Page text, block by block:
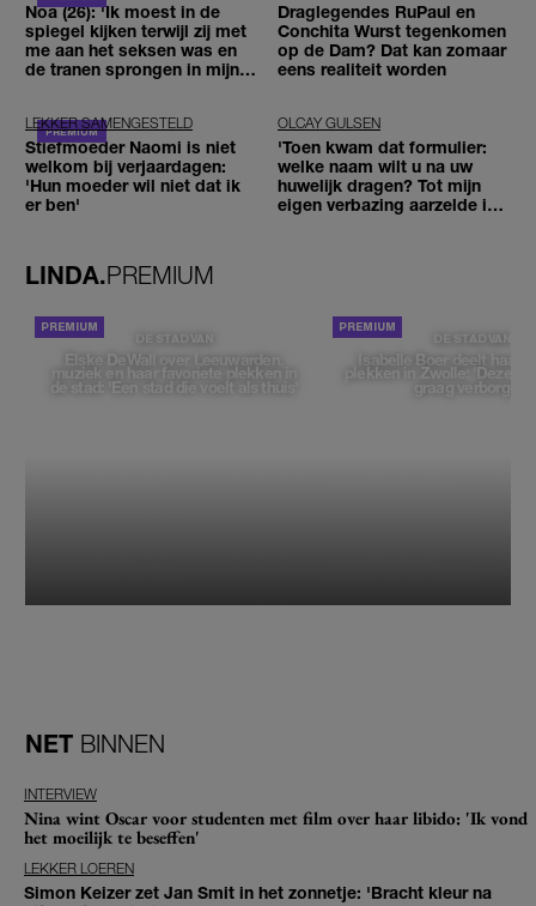
Noa (26): 'Ik moest in de
spiegel kijken terwijl zij met
me aan het seksen was en
de tranen sprongen in mijn
Draglegendes RuPaul en
Conchita Wurst tegenkomen
op de Dam? Dat kan zomaar
eens realiteit worden
LEKKER SAMENGESTELD
Stiefmoeder Naomi is niet
welkom bij verjaardagen:
'Hun moeder wil niet dat ik
er ben'
OLCAY GULSEN
'Toen kwam dat formulier:
welke naam wilt u na uw
huwelijk dragen? Tot mijn
eigen verbazing aarzelde ik
LINDA.PREMIUM
DE STAD VAN
Elske DeWall over Leeuwarden,
muziek en haar favoriete plekken in
de stad: 'Een stad die voelt als thuis'
DE STAD VAN
Isabelle Boer deelt haar
plekken in Zwolle: 'Deze
graag verborgen'
NET BINNEN
INTERVIEW
Nina wint Oscar voor studenten met film over haar libido: 'Ik vond
het moeilijk te beseffen'
LEKKER LOEREN
Simon Keizer zet Jan Smit in het zonnetje: 'Bracht kleur na